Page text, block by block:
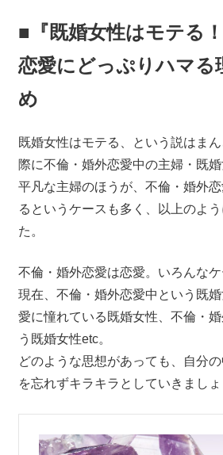
■『既婚女性はモテる
恋愛にどっぷりハマる
め
既婚女性はモテる、という説はま
際に不倫・婚外恋愛中の主婦・既婚
平凡な主婦のほうが、不倫・婚外
るというケースも多く、以上のよ
た。
不倫・婚外恋愛は恋愛。いろんなケ
現在、不倫・婚外恋愛中という既
愛に憧れている既婚女性、不倫・
う既婚女性etc。
どのような思想があっても、自分
を忘れずキラキラとしていきましょ